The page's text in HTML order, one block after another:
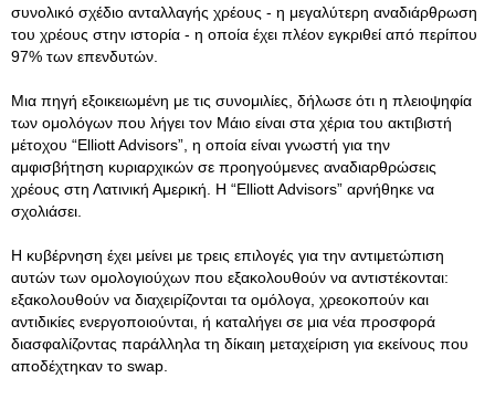
συνολικό σχέδιο ανταλλαγής χρέους - η μεγαλύτερη αναδιάρθρωση
του χρέους στην ιστορία - η οποία έχει πλέον εγκριθεί από περίπου
97% των επενδυτών.
Μια πηγή εξοικειωμένη με τις συνομιλίες, δήλωσε ότι η πλειοψηφία
των ομολόγων που λήγει τον Μάιο είναι στα χέρια του ακτιβιστή
μέτοχου “Elliott Advisors”, η οποία είναι γνωστή για την
αμφισβήτηση κυριαρχικών σε προηγούμενες αναδιαρθρώσεις
χρέους στη Λατινική Αμερική. Η “Elliott Advisors” αρνήθηκε να
σχολιάσει.
Η κυβέρνηση έχει μείνει με τρεις επιλογές για την αντιμετώπιση
αυτών των ομολογιούχων που εξακολουθούν να αντιστέκονται:
εξακολουθούν να διαχειρίζονται τα ομόλογα, χρεοκοπούν και
αντιδικίες ενεργοποιούνται, ή καταλήγει σε μια νέα προσφορά
διασφαλίζοντας παράλληλα τη δίκαιη μεταχείριση για εκείνους που
αποδέχτηκαν το swap.